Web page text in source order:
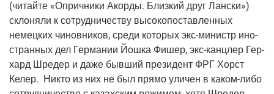
(читай­те «Оприч­ни­ки Акор­ды. Близ­кий друг Лан­ски»)
скло­ня­ли к сотруд­ни­че­ству высо­ко­по­став­лен­ных
немец­ких чинов­ни­ков, сре­ди кото­рых экс-министр ино­
стран­ных дел Гер­ма­нии Йош­ка Фишер, экс-канц­лер Гер­
хард Шре­дер и даже быв­ший пре­зи­дент ФРГ Хорст
Келер. Никто из них не был пря­мо ули­чен в каком-либо